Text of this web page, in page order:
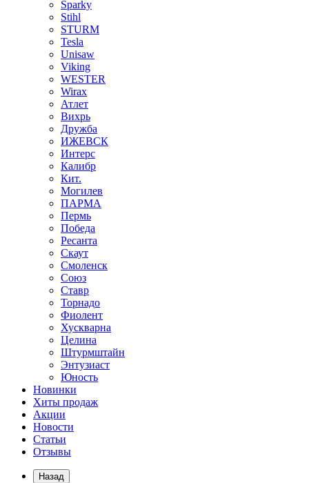
Sparky
Stihl
STURM
Tesla
Unisaw
Viking
WESTER
Wirax
Атлет
Вихрь
Дружба
ИЖЕВСК
Интерс
Калибр
Кит.
Могилев
ПАРМА
Пермь
Победа
Ресанта
Скаут
Смоленск
Союз
Ставр
Торнадо
Фиолент
Хускварна
Целина
Штурмштайн
Энтузиаст
Юность
Новинки
Хиты продаж
Акции
Новости
Статьи
Отзывы
Назад